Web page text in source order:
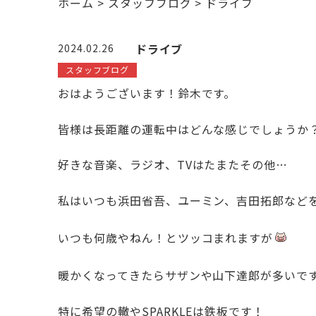
2024.02.26 ドライブ
スタッフブログ
おはようございます！鈴木です。
皆様は長距離の運転中はどんな感じでしょうか
好きな音楽、ラジオ、TVはたまたその他…
私はいつも浜田省吾、ユーミン、吉田拓郎など
いつも何歳やねん！とツッコまれますが
暖かくなってきたらサザンや山下達郎が多いで
特に希望の轍やSPARKLEは鉄板です！